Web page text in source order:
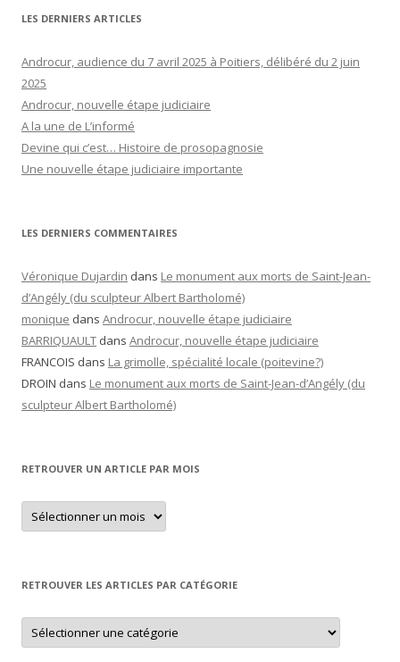
LES DERNIERS ARTICLES
Androcur, audience du 7 avril 2025 à Poitiers, délibéré du 2 juin
2025
Androcur, nouvelle étape judiciaire
A la une de L’informé
Devine qui c’est… Histoire de prosopagnosie
Une nouvelle étape judiciaire importante
LES DERNIERS COMMENTAIRES
Véronique Dujardin dans Le monument aux morts de Saint-Jean-
d’Angély (du sculpteur Albert Bartholomé)
monique dans Androcur, nouvelle étape judiciaire
BARRIQUAULT dans Androcur, nouvelle étape judiciaire
FRANCOIS dans La grimolle, spécialité locale (poitevine?)
DROIN dans Le monument aux morts de Saint-Jean-d’Angély (du
sculpteur Albert Bartholomé)
RETROUVER UN ARTICLE PAR MOIS
Retrouver
un
article
RETROUVER LES ARTICLES PAR CATÉGORIE
Retrouver
les
articles